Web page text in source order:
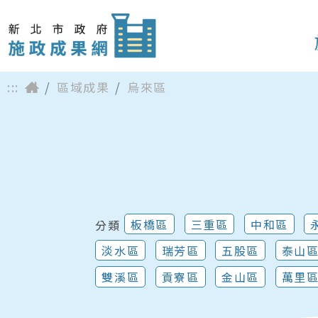
::: 區域成果 烏來區
分類 板橋區 三重區 中和區
淡水區
瑞芳區 五股區
泰山
雙溪區
貢寮區 金山區 萬里